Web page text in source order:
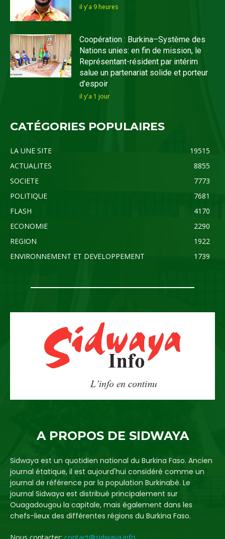
il y'a 9 heures
Coopération : Burkina–Système des
Nations unies: en fin de mission, le
Représentant-résident par intérim
salue un partenariat solide et porteur
d’espoir
il y'a 1 jour
CATÉGORIES POPULAIRES
LA UNE SITE
19515
ACTUALITES
8855
SOCIETE
7773
POLITIQUE
7681
FLASH
4170
ECONOMIE
2290
REGION
1922
ENVIRONNEMENT ET DEVELOPPEMENT
1739
A PROPOS DE SIDWAYA
Sidwaya est un quotidien national du Burkina Faso. Ancien
journal étatique, il est aujourd'hui considéré comme un
journal de référence par la population Burkinabè. Le
journal Sidwaya est distribué principalement sur
Ouagadougou la capitale, mais également dans les
chefs-lieux des différentes régions du Burkina Faso.